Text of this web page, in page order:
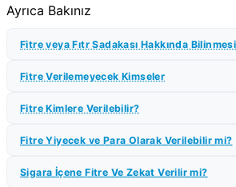
Ayrıca Bakınız
Fitre veya Fıtr Sadakası Hakkında
Fitre Verilemeyecek Kimseler
Fitre Kimlere Verilebilir?
Fitre Yiyecek ve Para Olarak Verilebilir mi?
Sigara İçene Fitre Ve Zekat Verilir mi?